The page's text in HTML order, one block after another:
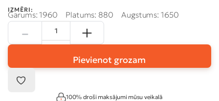
IZMĒRI:
Garums: 1960 Platums: 880 Augstums: 1650
Pievienot grozam
100% droši maksājumi mūsu veikalā